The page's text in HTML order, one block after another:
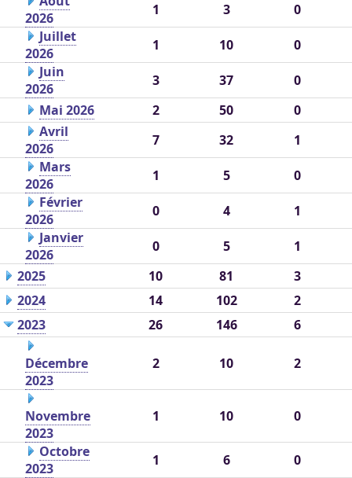
2026
1 3
0
Juillet
2026
1 10
0
Juin
2026
3 37
0
Mai 2026
2 50
0
Avril
2026
7 32
1
Mars
2026
1 5
0
Février
2026
0 4
1
Janvier
2026
0 5
1
2025
10 81
3
2024
14 102
2
2023
26 146 6
Décembre
2023
2 10 2
Novembre
2023
1 10 0
Octobre
2023
1 6 0